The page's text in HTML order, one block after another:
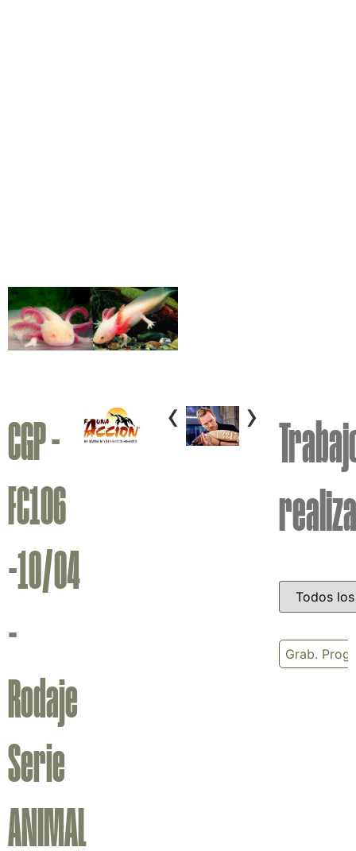
CGP -
FC106
-10/04
-
Rodaje
Serie
ANIMAL
‹ ›
Grab.